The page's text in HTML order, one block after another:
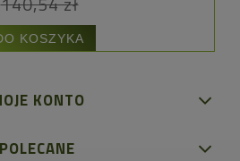
KOSZYKA
KONTO
POLECANE